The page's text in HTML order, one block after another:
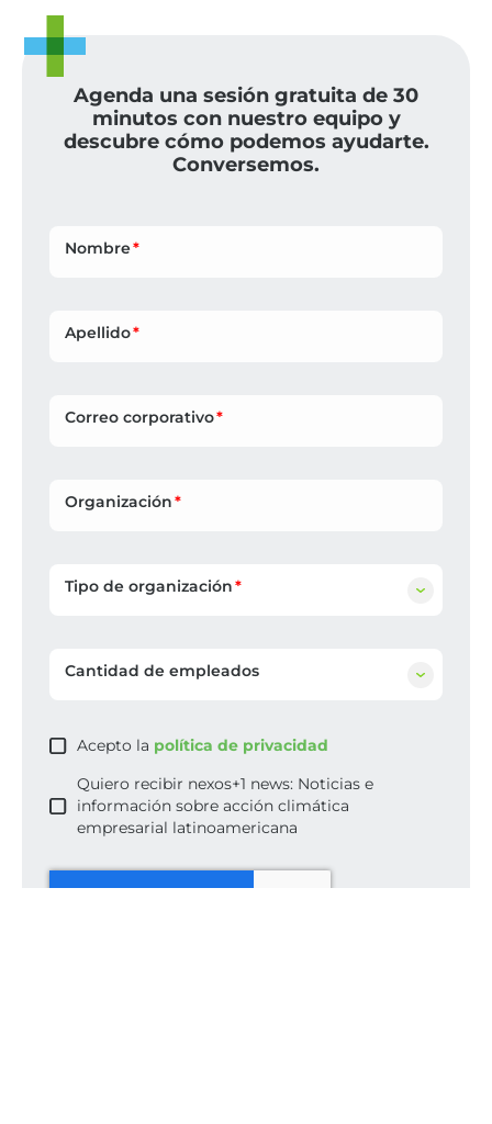
Agenda una sesión gratuita de 30
minutos con nuestro equipo y
descubre cómo podemos ayudarte.
Conversemos.
Nombre
Apellido
Correo corporativo
Organización
Tipo de organización
Cantidad de empleados
Acepto la política de privacidad
Quiero recibir nexos+1 news: Noticias e
información sobre acción climática
empresarial latinoamericana